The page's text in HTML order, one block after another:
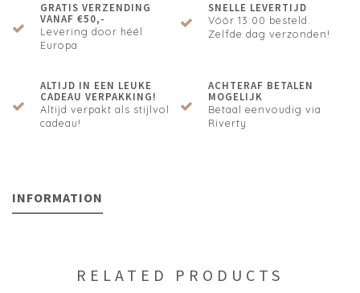
GRATIS VERZENDING
VANAF €50,-
Levering door héél
Europa
SNELLE LEVERTIJD
Vóór 13:00 besteld.
Zelfde dag verzonden!
ALTIJD IN EEN LEUKE
CADEAU VERPAKKING!
Altijd verpakt als stijlvol
cadeau!
ACHTERAF BETALEN
MOGELIJK
Betaal eenvoudig via
Riverty
INFORMATION
RELATED PRODUCTS